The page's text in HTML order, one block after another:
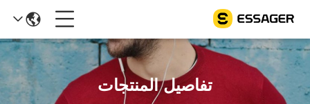
تفاصيل المنتجات